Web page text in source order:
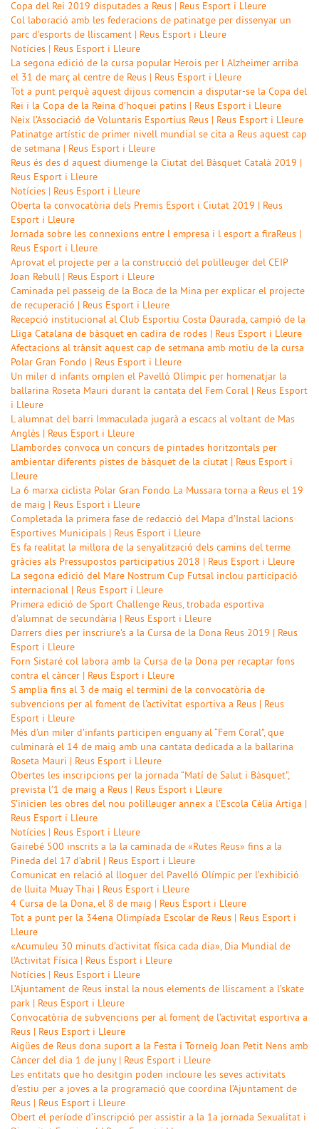
Copa del Rei 2019 disputades a Reus | Reus Esport i Lleure
Col laboració amb les federacions de patinatge per dissenyar un
parc d’esports de lliscament | Reus Esport i Lleure
Notícies | Reus Esport i Lleure
La segona edició de la cursa popular Herois per l Alzheimer arriba
el 31 de març al centre de Reus | Reus Esport i Lleure
Tot a punt perquè aquest dijous comencin a disputar-se la Copa del
Rei i la Copa de la Reina d’hoquei patins | Reus Esport i Lleure
Neix l’Associació de Voluntaris Esportius Reus | Reus Esport i Lleure
Patinatge artístic de primer nivell mundial se cita a Reus aquest cap
de setmana | Reus Esport i Lleure
Reus és des d aquest diumenge la Ciutat del Bàsquet Català 2019 |
Reus Esport i Lleure
Notícies | Reus Esport i Lleure
Oberta la convocatòria dels Premis Esport i Ciutat 2019 | Reus
Esport i Lleure
Jornada sobre les connexions entre l empresa i l esport a firaReus |
Reus Esport i Lleure
Aprovat el projecte per a la construcció del polilleuger del CEIP
Joan Rebull | Reus Esport i Lleure
Caminada pel passeig de la Boca de la Mina per explicar el projecte
de recuperació | Reus Esport i Lleure
Recepció institucional al Club Esportiu Costa Daurada, campió de la
Lliga Catalana de bàsquet en cadira de rodes | Reus Esport i Lleure
Afectacions al trànsit aquest cap de setmana amb motiu de la cursa
Polar Gran Fondo | Reus Esport i Lleure
Un miler d infants omplen el Pavelló Olímpic per homenatjar la
ballarina Roseta Mauri durant la cantata del Fem Coral | Reus Esport
i Lleure
L alumnat del barri Immaculada jugarà a escacs al voltant de Mas
Anglès | Reus Esport i Lleure
Llambordes convoca un concurs de pintades horitzontals per
ambientar diferents pistes de bàsquet de la ciutat | Reus Esport i
Lleure
La 6 marxa ciclista Polar Gran Fondo La Mussara torna a Reus el 19
de maig | Reus Esport i Lleure
Completada la primera fase de redacció del Mapa d’Instal lacions
Esportives Municipals | Reus Esport i Lleure
Es fa realitat la millora de la senyalització dels camins del terme
gràcies als Pressupostos participatius 2018 | Reus Esport i Lleure
La segona edició del Mare Nostrum Cup Futsal inclou participació
internacional | Reus Esport i Lleure
Primera edició de Sport Challenge Reus, trobada esportiva
d’alumnat de secundària | Reus Esport i Lleure
Darrers dies per inscriure’s a la Cursa de la Dona Reus 2019 | Reus
Esport i Lleure
Forn Sistaré col labora amb la Cursa de la Dona per recaptar fons
contra el càncer | Reus Esport i Lleure
S amplia fins al 3 de maig el termini de la convocatòria de
subvencions per al foment de l’activitat esportiva a Reus | Reus
Esport i Lleure
Més d’un miler d’infants participen enguany al “Fem Coral”, que
culminarà el 14 de maig amb una cantata dedicada a la ballarina
Roseta Mauri | Reus Esport i Lleure
Obertes les inscripcions per la jornada “Matí de Salut i Bàsquet”,
prevista l’1 de maig a Reus | Reus Esport i Lleure
S’inicien les obres del nou polilleuger annex a l’Escola Cèlia Artiga |
Reus Esport i Lleure
Notícies | Reus Esport i Lleure
Gairebé 500 inscrits a la la caminada de «Rutes Reus» fins a la
Pineda del 17 d’abril | Reus Esport i Lleure
Comunicat en relació al lloguer del Pavelló Olímpic per l’exhibició
de lluita Muay Thai | Reus Esport i Lleure
4 Cursa de la Dona, el 8 de maig | Reus Esport i Lleure
Tot a punt per la 34ena Olimpíada Escolar de Reus | Reus Esport i
Lleure
«Acumuleu 30 minuts d’activitat física cada dia», Dia Mundial de
l’Activitat Física | Reus Esport i Lleure
Notícies | Reus Esport i Lleure
L’Ajuntament de Reus instal la nous elements de lliscament a l’skate
park | Reus Esport i Lleure
Convocatòria de subvencions per al foment de l’activitat esportiva a
Reus | Reus Esport i Lleure
Aigües de Reus dona suport a la Festa i Torneig Joan Petit Nens amb
Càncer del dia 1 de juny | Reus Esport i Lleure
Les entitats que ho desitgin poden incloure les seves activitats
d’estiu per a joves a la programació que coordina l’Ajuntament de
Reus | Reus Esport i Lleure
Obert el període d’inscripció per assistir a la 1a jornada Sexualitat i